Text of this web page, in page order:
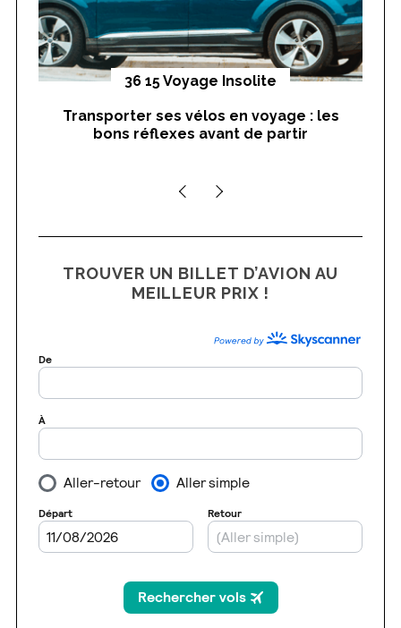
36 15 Voyage Insolite
Transporter ses vélos en voyage : les
bons réflexes avant de partir
TROUVER UN BILLET D’AVION AU
MEILLEUR PRIX !
c
f